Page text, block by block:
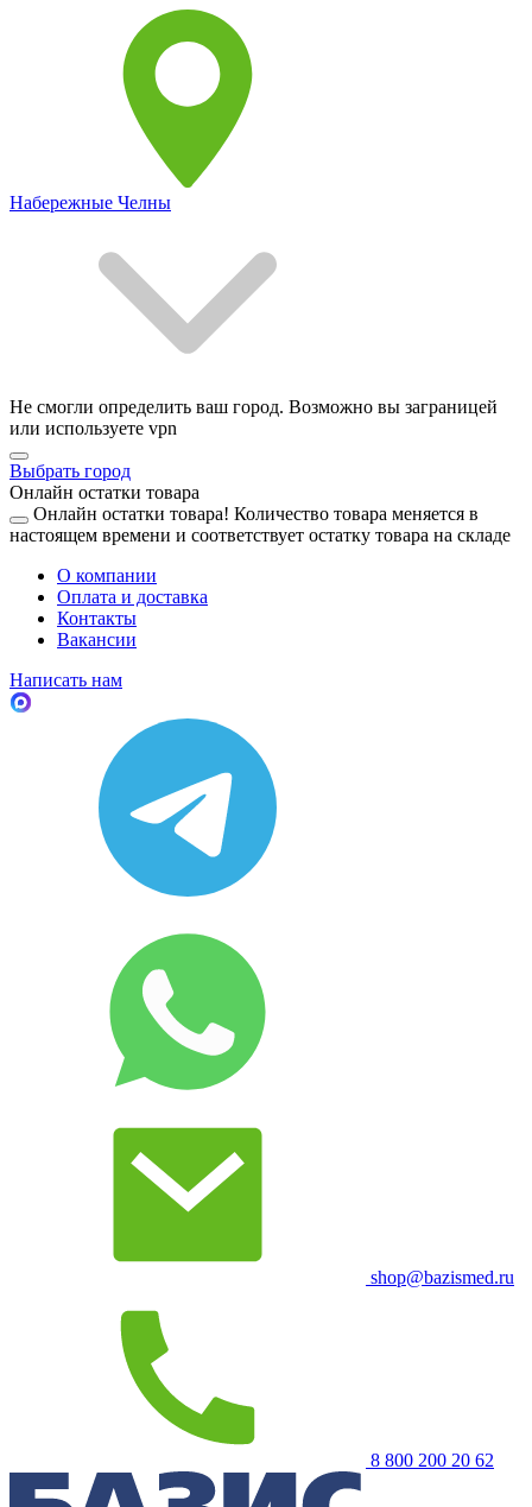
Набережные Челны
Не смогли определить ваш город. Возможно вы заграницей
или используете vpn
Выбрать город
Онлайн остатки товара
Онлайн остатки товара! Количество товара меняется в
настоящем времени и соответствует остатку товара на складе
О компании
Оплата и доставка
Контакты
Вакансии
Написать нам
shop@bazismed.ru
8 800 200 20 62